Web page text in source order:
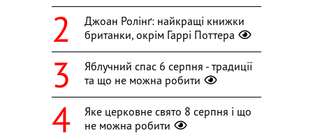
Джоан Ролінґ: найкращі книжки
британки, окрім Гаррі Поттера
Яблучний спас 6 серпня - традиції
та що не можна робити
Яке церковне свято 8 серпня і що
не можна робити